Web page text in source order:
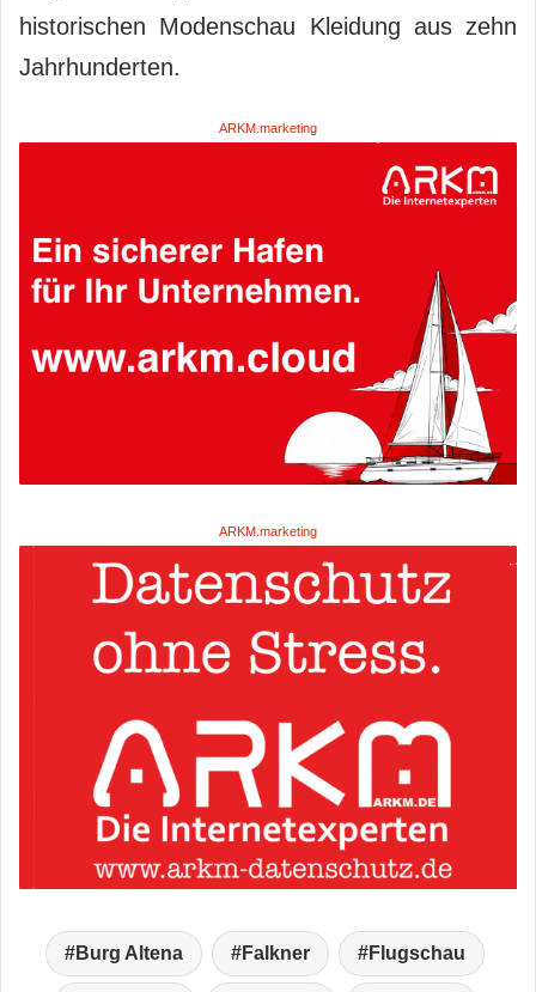
historischen Modenschau Kleidung aus zehn
Jahrhunderten.
ARKM.marketing
ARKM.marketing
Burg Altena Falkner Flugschau